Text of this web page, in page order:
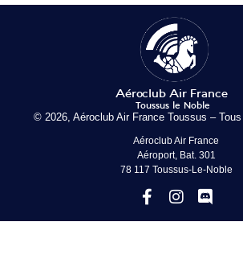
© 2026, Aéroclub Air France Toussus –
Aéroclub Air France
Aéroport, Bat. 301
78 117 Toussus-Le-Noble